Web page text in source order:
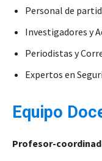
Personal de
Investigadores y
Periodistas y
Expertos en
Equipo
Profesor-